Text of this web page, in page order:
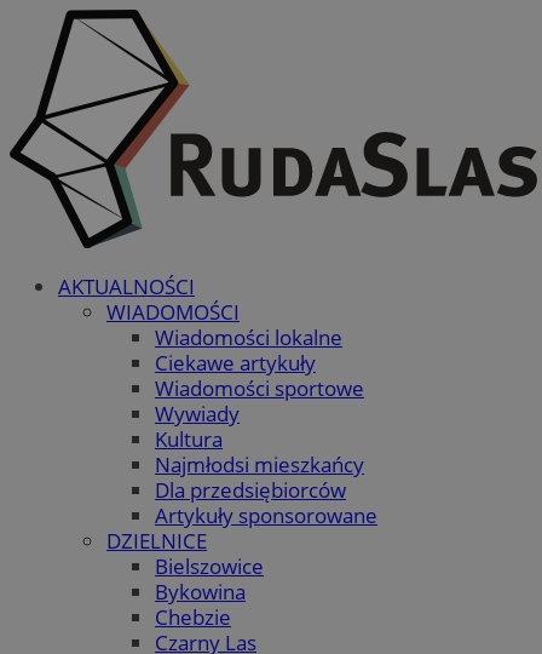
AKTUALNOŚCI
WIADOMOŚCI
Wiadomości lokalne
Ciekawe artykuły
Wiadomości sportowe
Wywiady
Kultura
Najmłodsi mieszkańcy
Dla przedsiębiorców
Artykuły sponsorowane
DZIELNICE
Bielszowice
Bykowina
Chebzie
Czarny Las